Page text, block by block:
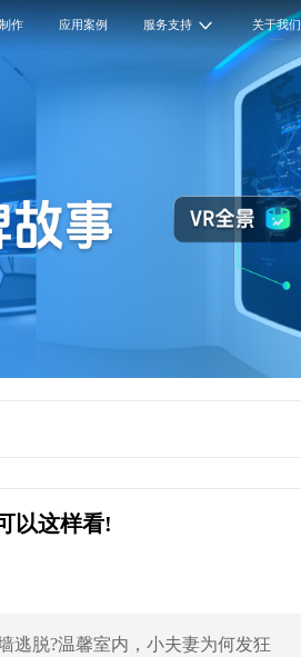
作 应用案例 服务支持 关于我们
以这样看!
逃脱?温馨室内，小夫妻为何发狂